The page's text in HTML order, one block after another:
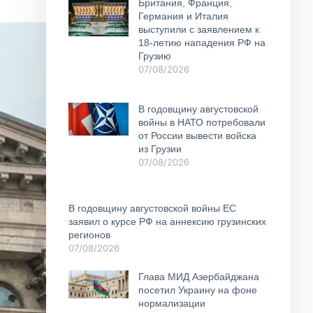
Британия, Франция,
Германия и Италия
выступили с заявлением к
18-летию нападения РФ на
Грузию
07/08/2026
В годовщину августовской
войны в НАТО потребовали
от России вывести войска
из Грузии
07/08/2026
В годовщину августовской войны ЕС
заявил о курсе РФ на аннексию грузинских
регионов
07/08/2026
Глава МИД Азербайджана
посетил Украину на фоне
нормализации